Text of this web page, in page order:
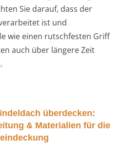
Sie darauf, dass der
ist und
wie einen rutschfesten Griff
auch über längere Zeit
überdecken:
& Materialien für die